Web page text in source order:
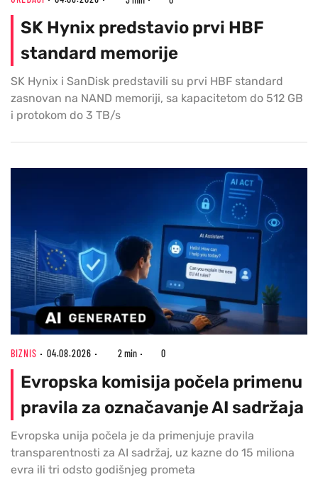
SK Hynix predstavio prvi HBF
standard memorije
SK Hynix i SanDisk predstavili su prvi HBF standard
zasnovan na NAND memoriji, sa kapacitetom do 512 GB
i protokom do 3 TB/s
BIZNIS 04.08.2026 2 min 0
Evropska komisija počela primenu
pravila za označavanje AI sadržaja
Evropska unija počela je da primenjuje pravila
transparentnosti za AI sadržaj, uz kazne do 15 miliona
evra ili tri odsto godišnjeg prometa